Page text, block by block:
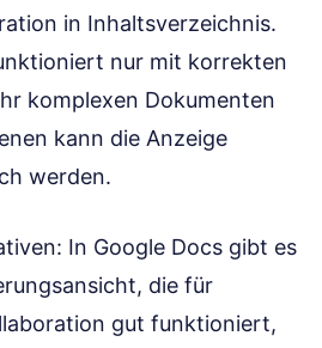
in Inhaltsverzeichnis.
nur mit korrekten
komplexen Dokumenten
kann die Anzeige
werden.
In Google Docs gibt es
die für
gut funktioniert,